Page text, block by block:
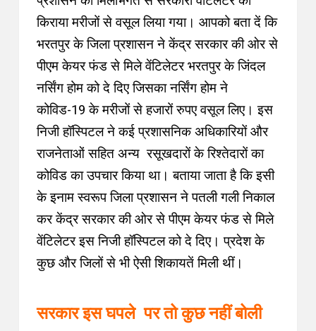
किराया मरीजों से वसूल लिया गया। आपको बता दें कि
भरतपुर के जिला प्रशासन ने केंद्र सरकार की ओर से
पीएम केयर फंड से मिले वेंटिलेटर भरतपुर के जिंदल
नर्सिंग होम को दे दिए जिसका नर्सिंग होम ने
कोविड-19 के मरीजों से हजारों रुपए वसूल लिए। इस
निजी हॉस्पिटल ने कई प्रशासनिक अधिकारियों और
राजनेताओं सहित अन्य रसूखदारों के रिश्तेदारों का
कोविड का उपचार किया था। बताया जाता है कि इसी
के इनाम स्वरूप जिला प्रशासन ने पतली गली निकाल
कर केंद्र सरकार की ओर से पीएम केयर फंड से मिले
वेंटिलेटर इस निजी हॉस्पिटल को दे दिए। प्रदेश के
कुछ और जिलों से भी ऐसी शिकायतें मिली थीं।
सरकार इस घपले पर तो कुछ नहीं बोली